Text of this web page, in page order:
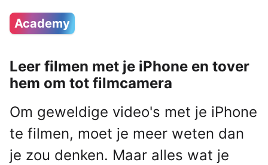
Academy
Leer filmen met je iPhone en tover
hem om tot filmcamera
Om geweldige video's met je iPhone
te filmen, moet je meer weten dan
je zou denken. Maar alles wat je